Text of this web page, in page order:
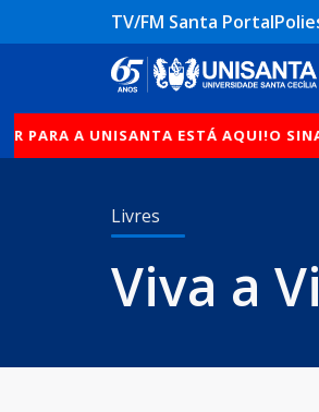
para
TV/FM Santa Portal
PARA A UNISANTA ESTÁ AQUI!O SINAL
Livres
Viva a